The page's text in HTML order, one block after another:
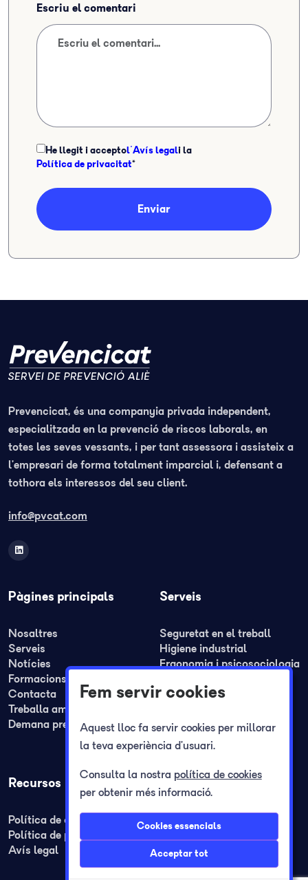
Escriu el comentari
He llegit i acceptol'Avís legali la
Política de privacitat*
Enviar
Prevencicat, és una companyia privada independent,
especialitzada en la prevenció de riscos laborals, en
totes les seves vessants, i per tant assessora i assisteix a
l’empresari de forma totalment imparcial i, defensant a
tothora els interessos del seu client.
info@pvcat.com
Pàgines principals
Nosaltres
Serveis
Notícies
Formacions
Contacta
Treballa amb nosaltres
Demana pressupost
Serveis
Seguretat en el treball
Higiene industrial
Ergonomia i psicosociologia
Formació
Plans d'autoprotecció
Registre jornada laboral
Recursos
Política de cookies
Política de privacitat
Avís legal
Fem servir cookies
Aquest lloc fa servir cookies per millorar
la teva experiència d’usuari.
Consulta la nostra política de cookies
per obtenir més informació.
Cookies essencials
Acceptar tot